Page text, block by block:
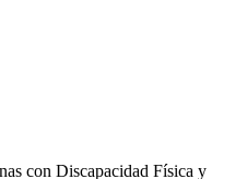
con Discapacidad Física y